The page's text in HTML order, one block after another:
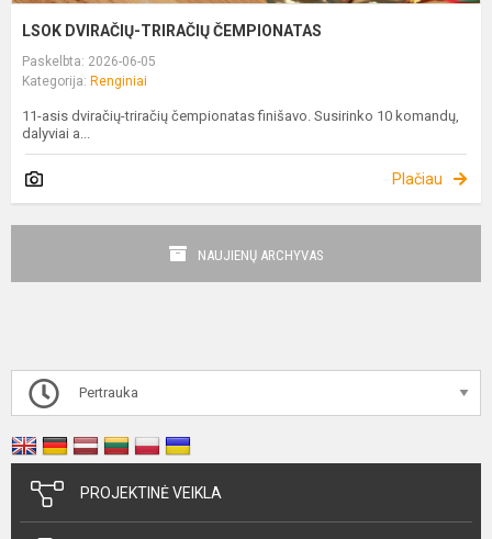
LSOK DVIRAČIŲ-TRIRAČIŲ ČEMPIONATAS
Paskelbta: 2026-06-05
Kategorija: Renginiai
11-asis dviračių-triračių čempionatas finišavo. Susirinko 10 komandų,
dalyviai a...
Plačiau
NAUJIENŲ ARCHYVAS
Pertrauka
PROJEKTINĖ VEIKLA